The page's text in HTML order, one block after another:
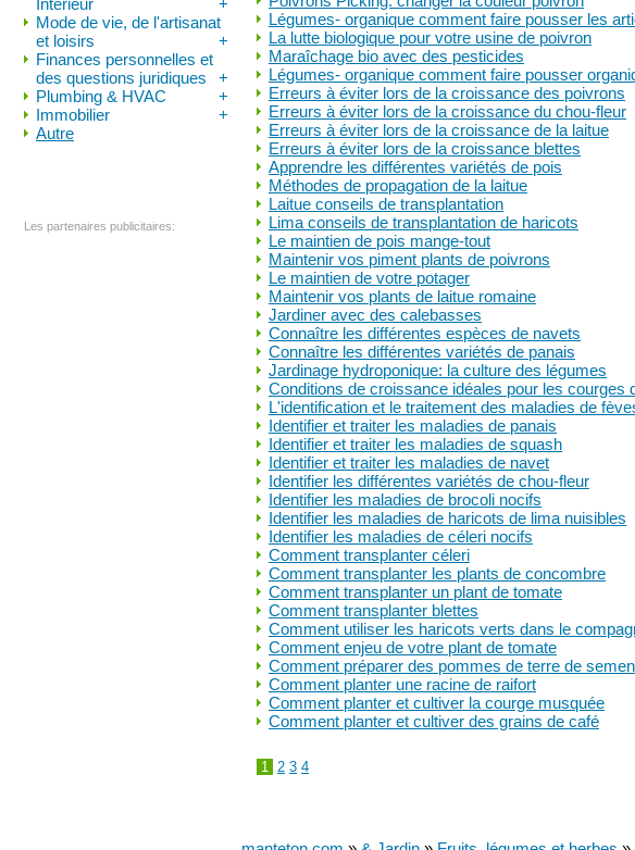
Intérieur
+
Mode de vie, de l'artisanat
et loisirs
+
Finances personnelles et
des questions juridiques
+
Plumbing & HVAC
+
Immobilier
+
Autre
Les partenaires publicitaires:
Légumes- organique comment faire pousser les
La lutte biologique pour votre usine de poivron
Maraîchage bio avec des pesticides
Légumes- organique comment faire pousser
Erreurs à éviter lors de la croissance des poivrons
Erreurs à éviter lors de la croissance du chou-fleur
Erreurs à éviter lors de la croissance de la laitue
Erreurs à éviter lors de la croissance blettes
Apprendre les différentes variétés de pois
Méthodes de propagation de la laitue
Laitue conseils de transplantation
Lima conseils de transplantation de haricots
Le maintien de pois mange-tout
Maintenir vos piment plants de poivrons
Le maintien de votre potager
Maintenir vos plants de laitue romaine
Jardiner avec des calebasses
Connaître les différentes espèces de navets
Connaître les différentes variétés de panais
Jardinage hydroponique: la culture des légumes
Conditions de croissance idéales pour les courges
L'identification et le traitement des maladies de
Identifier et traiter les maladies de panais
Identifier et traiter les maladies de squash
Identifier et traiter les maladies de navet
Identifier les différentes variétés de chou-fleur
Identifier les maladies de brocoli nocifs
Identifier les maladies de haricots de lima nuisibles
Identifier les maladies de céleri nocifs
Comment transplanter céleri
Comment transplanter les plants de concombre
Comment transplanter un plant de tomate
Comment transplanter blettes
Comment utiliser les haricots verts dans le
Comment enjeu de votre plant de tomate
Comment préparer des pommes de terre de
Comment planter une racine de raifort
Comment planter et cultiver la courge musquée
Comment planter et cultiver des grains de café
1 2 3 4